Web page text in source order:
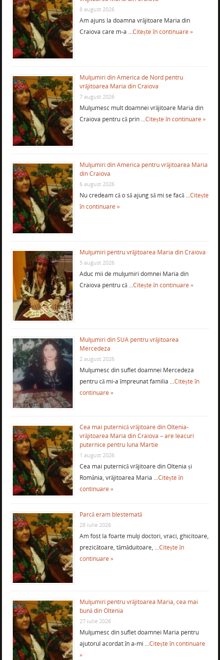
8 august 2026
Am ajuns la doamna vrăjitoare Maria din
Craiova care m-a …Citește în continuare »
Mulţumiri din America de Nord pentru
vrăjitoarea Maria din Craiova
7 august 2026
Mulţumesc mult doamnei vrăjitoare Maria din
Craiova pentru că prin …Citește în continuare »
Mulţumiri din America pentru vrăjitoarea Maria
din Craiova
6 august 2026
Nu credeam că o să ajung să mi se facă …Citește
în continuare »
Mulţumiri pentru vrăjitoarea Maria din Craiova
5 august 2026
Aduc mii de mulţumiri domnei Maria din
Craiova pentru că …Citește în continuare »
Mulţumiri din SUA pentru vrăjitoarea
Mercedeza
2 august 2026
Mulţumesc din suflet doamnei Mercedeza
pentru că mi-a împreunat familia …Citește în
continuare »
Cea mai puternică vrăjitoare din Oltenia-
vrăjitoarea Maria din Craiova – are leacuri
puternice pentru luna Martie
1 august 2026
Cea mai puternică vrăjitoare din Oltenia și
România, vrăjitoarea Maria …Citește în
continuare »
Parcă eram blestemată
28 iulie 2026
Am fost la foarte mulţi doctori, vraci, ghicitoare,
prezicătoare, tămăduitoare, …Citește în
continuare »
Mulţumiri pentru vrăjitoarea Maria, cea mai
bună din Oltenia
27 iulie 2026
Mulţumesc din suflet doamnei Maria pentru
ajutorul acordat în a-mi …Citește în continuare
»